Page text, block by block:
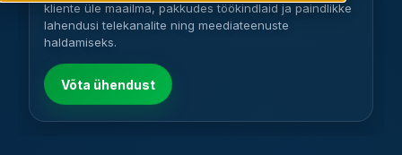
kliente üle maailma, pakkudes töökindlaid ja paindlikke
lahendusi telekanalite ning meediateenuste
haldamiseks.
Võta ühendust